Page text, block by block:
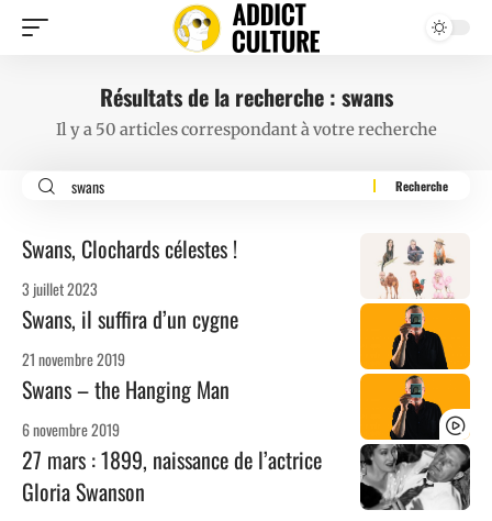
Résultats de la recherche : swans
Il y a 50 articles correspondant à votre recherche
Swans, Clochards célestes !
3 juillet 2023
Swans, il suffira d’un cygne
21 novembre 2019
Swans – the Hanging Man
6 novembre 2019
27 mars : 1899, naissance de l’actrice
Gloria Swanson